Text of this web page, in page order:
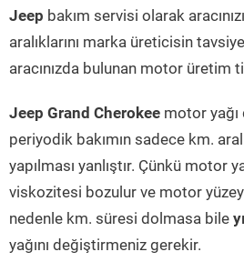
Jeep bakım servisi olarak
aralıklarını marka üreticisin
aracınızda bulunan motor üretim
Jeep Grand Cherokee motor
periyodik bakımın sadece km.
yapılması yanlıştır. Çünkü motor
viskozitesi bozulur ve motor
nedenle km. süresi dolmasa bile
yağını değiştirmeniz gerekir.